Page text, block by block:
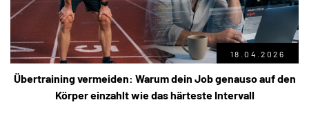
18.04.2026
Übertraining vermeiden: Warum dein Job genauso auf den
Körper einzahlt wie das härteste Intervall